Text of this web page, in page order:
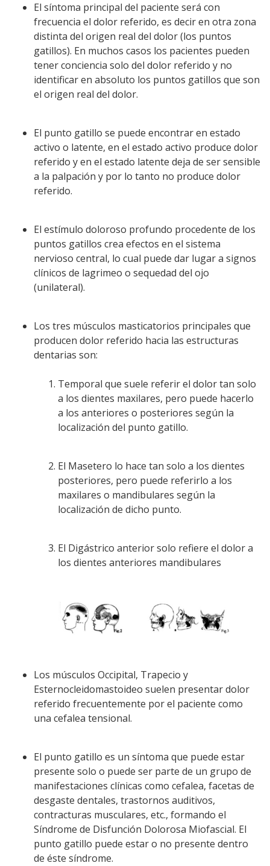
El síntoma principal del paciente será con
frecuencia el dolor referido, es decir en otra zona
distinta del origen real del dolor (los puntos
gatillos). En muchos casos los pacientes pueden
tener conciencia solo del dolor referido y no
identificar en absoluto los puntos gatillos que son
el origen real del dolor.
El punto gatillo se puede encontrar en estado
activo o latente, en el estado activo produce dolor
referido y en el estado latente deja de ser sensible
a la palpación y por lo tanto no produce dolor
referido.
El estímulo doloroso profundo procedente de los
puntos gatillos crea efectos en el sistema
nervioso central, lo cual puede dar lugar a signos
clínicos de lagrimeo o sequedad del ojo
(unilateral).
Los tres músculos masticatorios principales que
producen dolor referido hacia las estructuras
dentarias son:
Temporal que suele referir el dolor tan solo
a los dientes maxilares, pero puede hacerlo
a los anteriores o posteriores según la
localización del punto gatillo.
El Masetero lo hace tan solo a los dientes
posteriores, pero puede referirlo a los
maxilares o mandibulares según la
localización de dicho punto.
El Digástrico anterior solo refiere el dolor a
los dientes anteriores mandibulares
Los músculos Occipital, Trapecio y
Esternocleidomastoideo suelen presentar dolor
referido frecuentemente por el paciente como
una cefalea tensional.
El punto gatillo es un síntoma que puede estar
presente solo o puede ser parte de un grupo de
manifestaciones clínicas como cefalea, facetas de
desgaste dentales, trastornos auditivos,
contracturas musculares, etc., formando el
Síndrome de Disfunción Dolorosa Miofascial. El
punto gatillo puede estar o no presente dentro
de éste síndrome.